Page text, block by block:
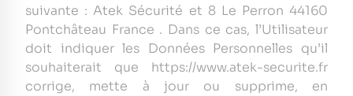
suivante : Atek Sécurité et 8 Le Perron 44160
Pontchâteau France . Dans ce cas, l’Utilisateur
doit indiquer les Données Personnelles qu’il
souhaiterait que https://www.atek-securite.fr
corrige, mette à jour ou supprime, en